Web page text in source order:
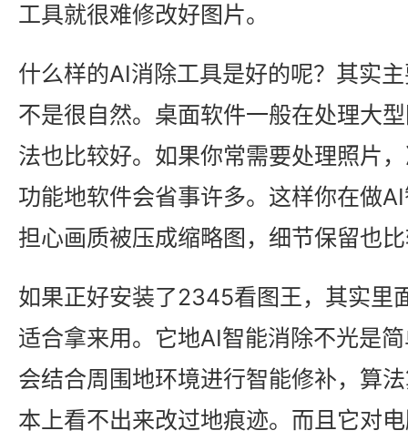
工具就很难修改好图片。
什么样的AI消除工具是好的呢？其实
不是很自然。桌面软件一般在处理大
法也比较好。如果你常需要处理照片
功能地软件会省事许多。这样你在做
担心画质被压成缩略图，细节保留也
如果正好安装了2345看图王，其实里
适合拿来用。它地AI智能消除不光是
会结合周围地环境进行智能修补，算
本上看不出来改过地痕迹。而且它对